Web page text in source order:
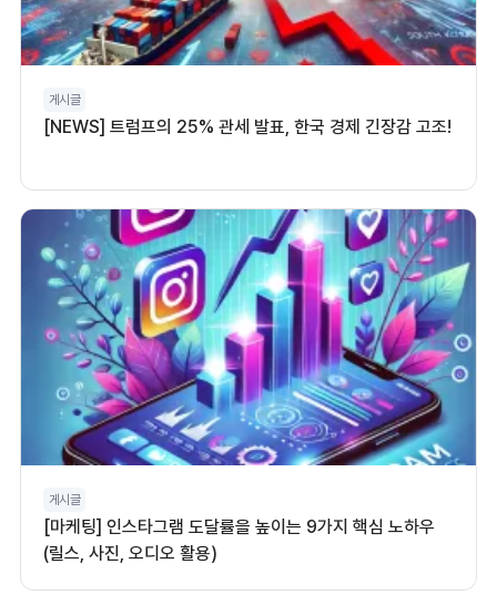
게시글
[NEWS] 트럼프의 25% 관세 발표, 한국 경제 긴장감 고조!
게시글
[마케팅] 인스타그램 도달률을 높이는 9가지 핵심 노하우
(릴스, 사진, 오디오 활용)